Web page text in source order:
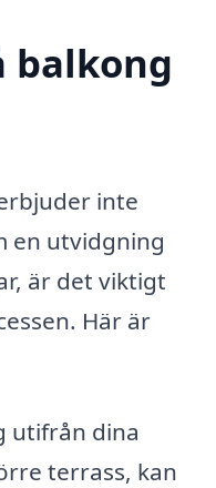
balkong
inte
en utvidgning
är det viktigt
Här är
utifrån dina
terrass, kan